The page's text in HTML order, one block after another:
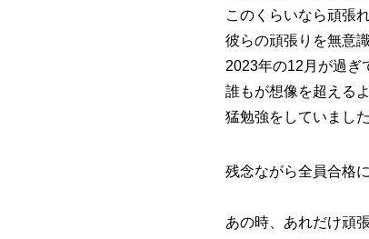
このくらいなら頑張
彼らの頑張りを無意
2023年の12月が過ぎ
誰もが想像を超える
猛勉強をしていました
残念ながら全員合格
あの時、あれだけ頑張